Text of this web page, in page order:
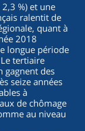
%) et une
ralentit de
quant à
2018
longue période
tertiaire
gagnent des
seize années
à
de chômage
au niveau